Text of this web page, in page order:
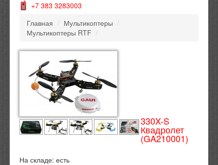
+7 383 3283003
Главная / Мультикоптеры /
Мультикоптеры RTF /
330X-S
Квадролет
(GA210001)
На складе: есть